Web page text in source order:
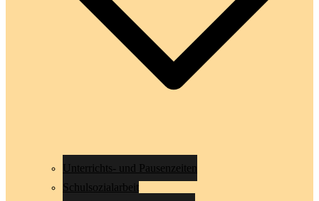
Unterrichts- und Pausenzeiten
Schulsozialarbeit